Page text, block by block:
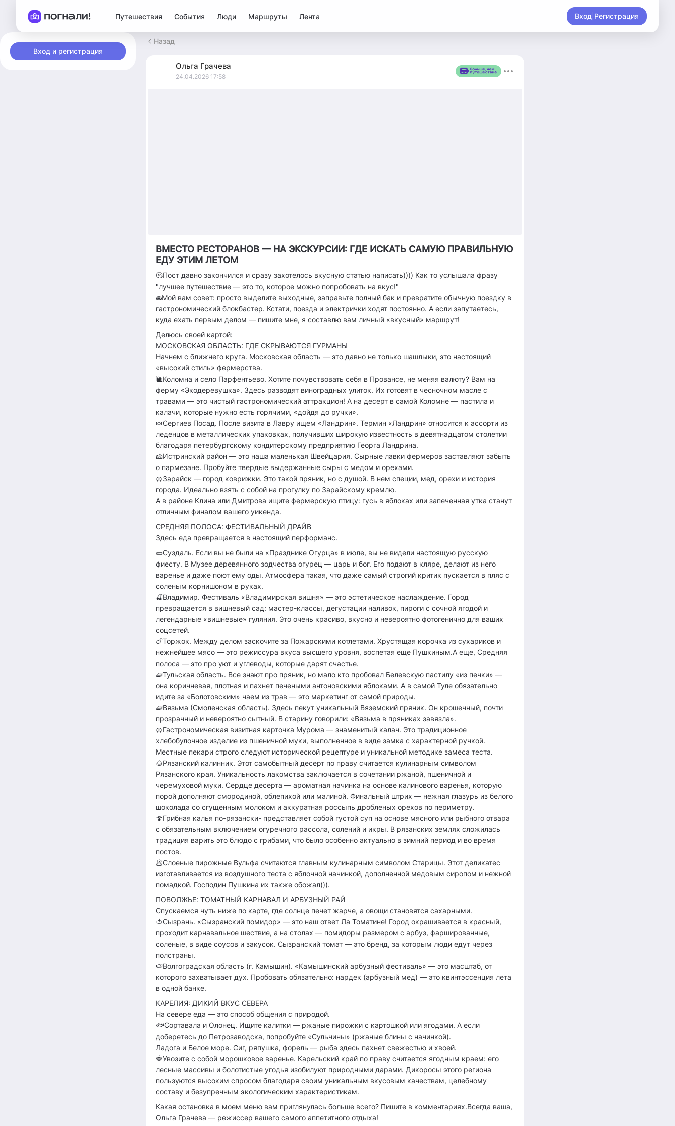
Путешествия События Люди Маршруты Лента Вход Регистрация
Вход и регистрация
Назад
Ольга Грачева
24.04.2026 17:58
ВМЕСТО РЕСТОРАНОВ — НА ЭКСКУРСИИ: ГДЕ ИСКАТЬ САМУЮ ПРАВИЛЬНУЮ
ЕДУ ЭТИМ ЛЕТОМ
🫠Пост давно закончился и сразу захотелось вкусную статью написать)))) Как то услышала фразу
"лучшее путешествие — это то, которое можно попробовать на вкус!"
🚘Мой вам совет: просто выделите выходные, заправьте полный бак и превратите обычную поездку в
гастрономический блокбастер. Кстати, поезда и электрички ходят постоянно. А если запутаетесь,
куда ехать первым делом — пишите мне, я составлю вам личный «вкусный» маршрут!
Делюсь своей картой:
МОСКОВСКАЯ ОБЛАСТЬ: ГДЕ СКРЫВАЮТСЯ ГУРМАНЫ
Начнем с ближнего круга. Московская область — это давно не только шашлыки, это настоящий
«высокий стиль» фермерства.
🐌Коломна и село Парфентьево. Хотите почувствовать себя в Провансе, не меняя валюту? Вам на
ферму «Экодеревушка». Здесь разводят виноградных улиток. Их готовят в чесночном масле с
травами — это чистый гастрономический аттракцион! А на десерт в самой Коломне — пастила и
калачи, которые нужно есть горячими, «дойдя до ручки».
🍬Сергиев Посад. После визита в Лавру ищем «Ландрин». Термин «Ландрин» относится к ассорти из
леденцов в металлических упаковках, получивших широкую известность в девятнадцатом столетии
благодаря петербургскому кондитерскому предприятию Георга Ландрина.
🧀Истринский район — это наша маленькая Швейцария. Сырные лавки фермеров заставляют забыть
о пармезане. Пробуйте твердые выдержанные сыры с медом и орехами.
🥨Зарайск — город коврижки. Это такой пряник, но с душой. В нем специи, мед, орехи и история
города. Идеально взять с собой на прогулку по Зарайскому кремлю.
А в районе Клина или Дмитрова ищите фермерскую птицу: гусь в яблоках или запеченная утка станут
отличным финалом вашего уикенда.
СРЕДНЯЯ ПОЛОСА: ФЕСТИВАЛЬНЫЙ ДРАЙВ
Здесь еда превращается в настоящий перформанс.
🥒Суздаль. Если вы не были на «Празднике Огурца» в июле, вы не видели настоящую русскую
фиесту. В Музее деревянного зодчества огурец — царь и бог. Его подают в кляре, делают из него
варенье и даже поют ему оды. Атмосфера такая, что даже самый строгий критик пускается в пляс с
соленым корнишоном в руках.
🍒Владимир. Фестиваль «Владимирская вишня» — это эстетическое наслаждение. Город
превращается в вишневый сад: мастер-классы, дегустации наливок, пироги с сочной ягодой и
легендарные «вишневые» гуляния. Это очень красиво, вкусно и невероятно фотогенично для ваших
соцсетей.
🍗Торжок. Между делом заскочите за Пожарскими котлетами. Хрустящая корочка из сухариков и
нежнейшее мясо — это режиссура вкуса высшего уровня, воспетая еще Пушкиным.А еще, Средняя
полоса — это про уют и углеводы, которые дарят счастье.
🧇Тульская область. Все знают про пряник, но мало кто пробовал Белевскую пастилу «из печки» —
она коричневая, плотная и пахнет печеными антоновскими яблоками. А в самой Туле обязательно
идите за «Болотовским» чаем из трав — это маркетинг от самой природы.
🧇Вязьма (Смоленская область). Здесь пекут уникальный Вяземский пряник. Он крошечный, почти
прозрачный и невероятно сытный. В старину говорили: «Вязьма в пряниках завязла».
🥨Гастрономическая визитная карточка Мурома — знаменитый калач. Это традиционное
хлебобулочное изделие из пшеничной муки, выполненное в виде замка с характерной ручкой.
Местные пекари строго следуют исторической рецептуре и уникальной методике замеса теста.
🌰Рязанский калинник. Этот самобытный десерт по праву считается кулинарным символом
Рязанского края. Уникальность лакомства заключается в сочетании ржаной, пшеничной и
черемуховой муки. Сердце десерта — ароматная начинка на основе калинового варенья, которую
порой дополняют смородиной, облепихой или малиной. Финальный штрих — нежная глазурь из белого
шоколада со сгущенным молоком и аккуратная россыпь дробленых орехов по периметру.
🍄Грибная калья по-рязански- представляет собой густой суп на основе мясного или рыбного отвара
с обязательным включением огуречного рассола, солений и икры. В рязанских землях сложилась
традиция варить это блюдо с грибами, что было особенно актуально в зимний период и во время
постов.
🥟Слоеные пирожные Вульфа считаются главным кулинарным символом Старицы. Этот деликатес
изготавливается из воздушного теста с яблочной начинкой, дополненной медовым сиропом и нежной
помадкой. Господин Пушкина их также обожал))).
ПОВОЛЖЬЕ: ТОМАТНЫЙ КАРНАВАЛ И АРБУЗНЫЙ РАЙ
Спускаемся чуть ниже по карте, где солнце печет жарче, а овощи становятся сахарными.
🍅Сызрань. «Сызранский помидор» — это наш ответ Ла Томатине! Город окрашивается в красный,
проходит карнавальное шествие, а на столах — помидоры размером с арбуз, фаршированные,
соленые, в виде соусов и закусок. Сызранский томат — это бренд, за которым люди едут через
полстраны.
🍉Волгоградская область (г. Камышин). «Камышинский арбузный фестиваль» — это масштаб, от
которого захватывает дух. Пробовать обязательно: нардек (арбузный мед) — это квинтэссенция лета
в одной банке.
КАРЕЛИЯ: ДИКИЙ ВКУС СЕВЕРА
На севере еда — это способ общения с природой.
🐟Сортавала и Олонец. Ищите калитки — ржаные пирожки с картошкой или ягодами. А если
доберетесь до Петрозаводска, попробуйте «Сульчины» (ржаные блины с начинкой).
Ладога и Белое море. Сиг, ряпушка, форель — рыба здесь пахнет свежестью и хвоей.
🍓Увозите с собой морошковое варенье. Карельский край по праву считается ягодным краем: его
лесные массивы и болотистые угодья изобилуют природными дарами. Дикоросы этого региона
пользуются высоким спросом благодаря своим уникальным вкусовым качествам, целебному
составу и безупречным экологическим характеристикам.
Какая остановка в моем меню вам приглянулась больше всего? Пишите в комментариях.Всегда ваша,
Ольга Грачева — режиссер вашего самого аппетитного отдыха!